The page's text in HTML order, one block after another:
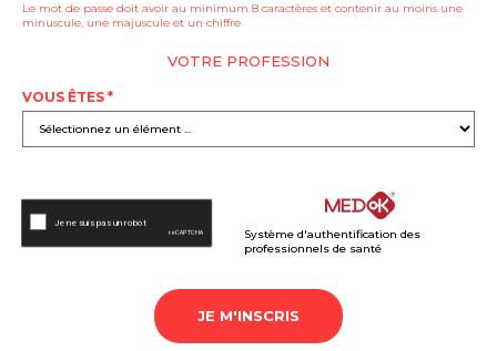
Le mot de passe doit avoir au minimum 8 caractères et contenir au moins une
minuscule, une majuscule et un chiffre
VOTRE PROFESSION
VOUS ÊTES *
Système d'authentification des
professionnels de santé
JE M'INSCRIS